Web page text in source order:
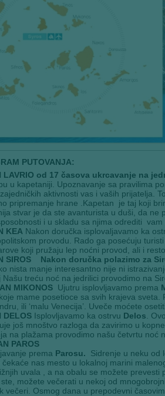
PUTOVANJA:
LAVRIO od 17 časova ukrcavanje na
u kapetaniji. Upoznavanje sa pravilima
aktivnosti vas i vaših prijatelja.
pripremanje hrane .Kapetan je taj koji
stvar je da ste avanturista u duši, da
i u skladu sa njima odrediti
KEA Nakon doručka isplovaljavamo ka
provodu. Rado ga posećuju
koji pružaju lep noćni provod, ali i
SIROS Nakon doručka polazimo za
nista manje interesantno nije ni
Našu treću noć na jedrilici provodimo na
MIKONOS Ujutru isplovljavamo prema
mame posetioce sa svih krajeva
ili ‘malu Venecija’. Uveče moćete
DELOSIsplovljavamo ka ostrvu Delos . Ovo
još mnoštvo razloga da zavirimo u
na plažama provodimo našu četvrtu noć
PAROS
prema Parosu. Sidrenje u neku od
čekaće nas mesto u lokalnoj marini
uvala , a na obalu se možete
možete večerati u nekoj od
večeri. Osmog dana u prepodevni